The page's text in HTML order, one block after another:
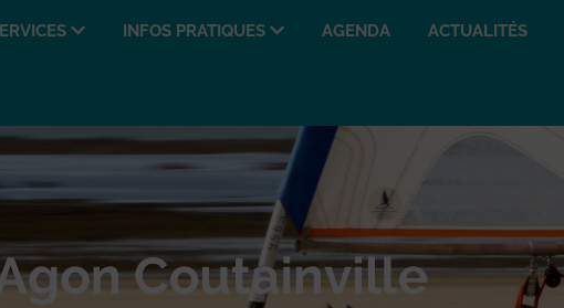
INFOS PRATIQUES AGENDA ACTUALITÉS